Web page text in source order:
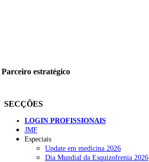
Parceiro estratégico
SECÇÕES
LOGIN PROFISSIONAIS
JMF
Especiais
Update em medicina 2026
Dia Mundial da Esquizofrenia 2026